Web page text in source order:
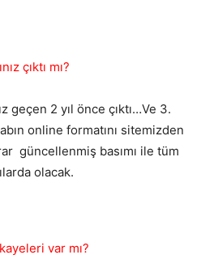
çıktı mı?
geçen 2 yıl önce çıktı…Ve 3.
online formatını sitemizden
güncellenmiş basımı ile tüm
olacak.
var mı?